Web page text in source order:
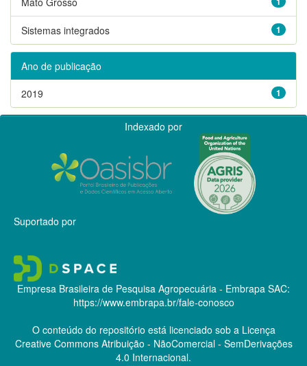
1
Sistemas integrados
Ano de publicação
1
2019
Indexado por
Suportado por
Empresa Brasileira de Pesquisa Agropecuária - Embrapa SAC:
https://www.embrapa.br/fale-conosco
O conteúdo do repositório está licenciado sob a Licença
Creative CommonsAtribuição - NãoComercial - SemDerivações
4.0 Internacional.